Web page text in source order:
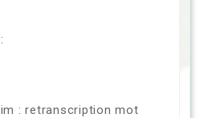
: retranscription mot